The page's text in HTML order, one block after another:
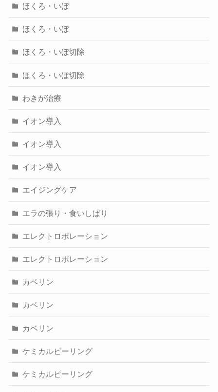
ほくろ・いぼ
ほくろ・いぼ
ほくろ・いぼ切除
ほくろ・いぼ切除
わきが治療
イオン導入
イオン導入
イオン導入
エイジングケア
エラの張り・食いしばり
エレクトロポレーション
エレクトロポレーション
カベリン
カベリン
カベリン
ケミカルピーリング
ケミカルピーリング